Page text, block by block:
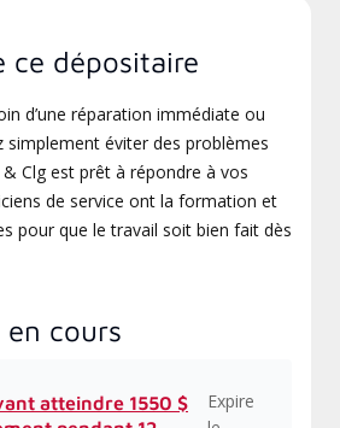
ce dépositaire
d’une réparation immédiate ou
simplement éviter des problèmes
Clg est prêt à répondre à vos
de service ont la formation et
pour que le travail soit bien fait dès
cours
atteindre 1550 $
Expire